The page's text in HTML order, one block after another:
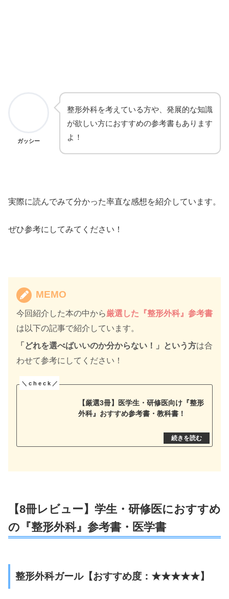
ガッシー
整形外科を考えている方や、発展的な知識
が欲しい方におすすめの参考書もあります
よ！
実際に読んでみて分かった率直な感想を紹介しています。
ぜひ参考にしてみてください！
MEMO
今回紹介した本の中から厳選した『整形外科』参考書
は以下の記事で紹介しています。
「どれを選べばいいのか分からない！」という方は合
わせて参考にしてください！
【厳選3冊】医学生・研修医向け『整形
外科』おすすめ参考書・教科書！
【8冊レビュー】学生・研修医におすすめ
の『整形外科』参考書・医学書
整形外科ガール【おすすめ度：★★★★★】